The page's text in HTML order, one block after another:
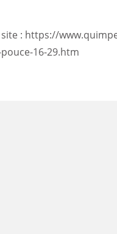
: https://
16-29.htm